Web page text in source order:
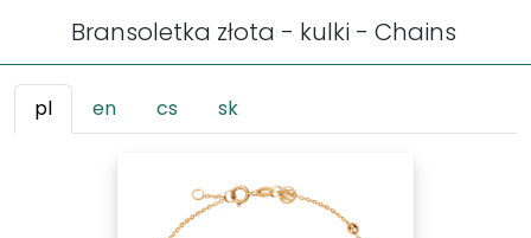
Bransoletka złota - kulki - Chains
pl en cs sk